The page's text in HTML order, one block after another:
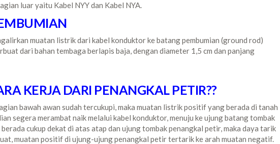
luar yaitu Kabel NYY dan Kabel NYA.
muatan listrik dari kabel konduktor ke batang pembumian (ground rod)
dari bahan tembaga berlapis baja, dengan diameter 1,5 cm dan panjang
KERJA DARI PENANGKAL PETIR??
bawah awan sudah tercukupi, maka muatan listrik positif yang berada di tanah
segera merambat naik melalui kabel konduktor, menuju ke ujung batang tombak
cukup dekat di atas atap dan ujung tombak penangkal petir, maka daya tarik
muatan positif di ujung-ujung penangkal petir tertarik ke arah muatan negatif.